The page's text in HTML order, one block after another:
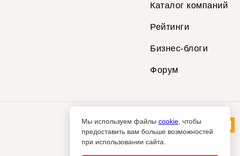
Каталог компаний
Рейтинги
Бизнес-блоги
Форум
Мы используем файлы cookie , чтобы
предоставить вам больше возможностей
при использовании сайта.